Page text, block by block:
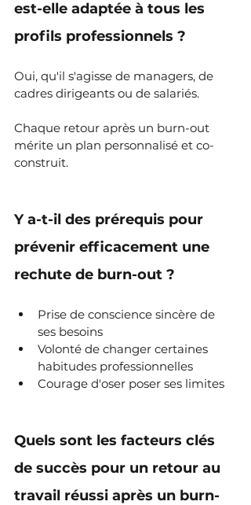
est-elle adaptée à tous les
profils professionnels ?
Oui, qu'il s'agisse de managers, de
cadres dirigeants ou de salariés.
Chaque retour après un burn-out
mérite un plan personnalisé et co-
construit.
Y a-t-il des prérequis pour
prévenir efficacement une
rechute de burn-out ?
Prise de conscience sincère de
ses besoins
Volonté de changer certaines
habitudes professionnelles
Courage d'oser poser ses limites
Quels sont les facteurs clés
de succès pour un retour au
travail réussi après un burn-